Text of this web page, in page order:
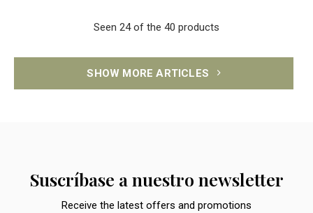
Seen 24 of the 40 products
SHOW MORE ARTICLES
Suscríbase a nuestro newsletter
Receive the latest offers and promotions